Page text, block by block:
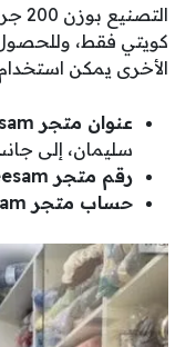
كويتي فقط،
الأخرى يمكن استخدام
عنوان متجر Breesam:
سليمان، إلى
رقم متجر Breesam الكويت:
حساب متجر Breesam انستقرام: